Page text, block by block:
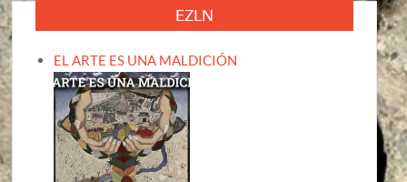
EZLN
EL ARTE ES UNA MALDICIÓN